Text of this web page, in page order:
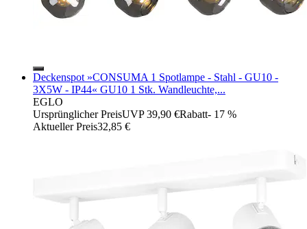
Deckenspot »CONSUMA 1 Spotlampe - Stahl - GU10 -
3X5W - IP44« GU10 1 Stk. Wandleuchte,...
EGLO
Ursprünglicher PreisUVP 39,90 €Rabatt- 17 %
Aktueller Preis32,85 €